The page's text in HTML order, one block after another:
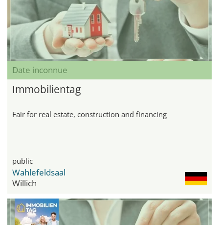
Date inconnue
Immobilientag
Fair for real estate, construction and financing
public
Wahlefeldsaal
Willich